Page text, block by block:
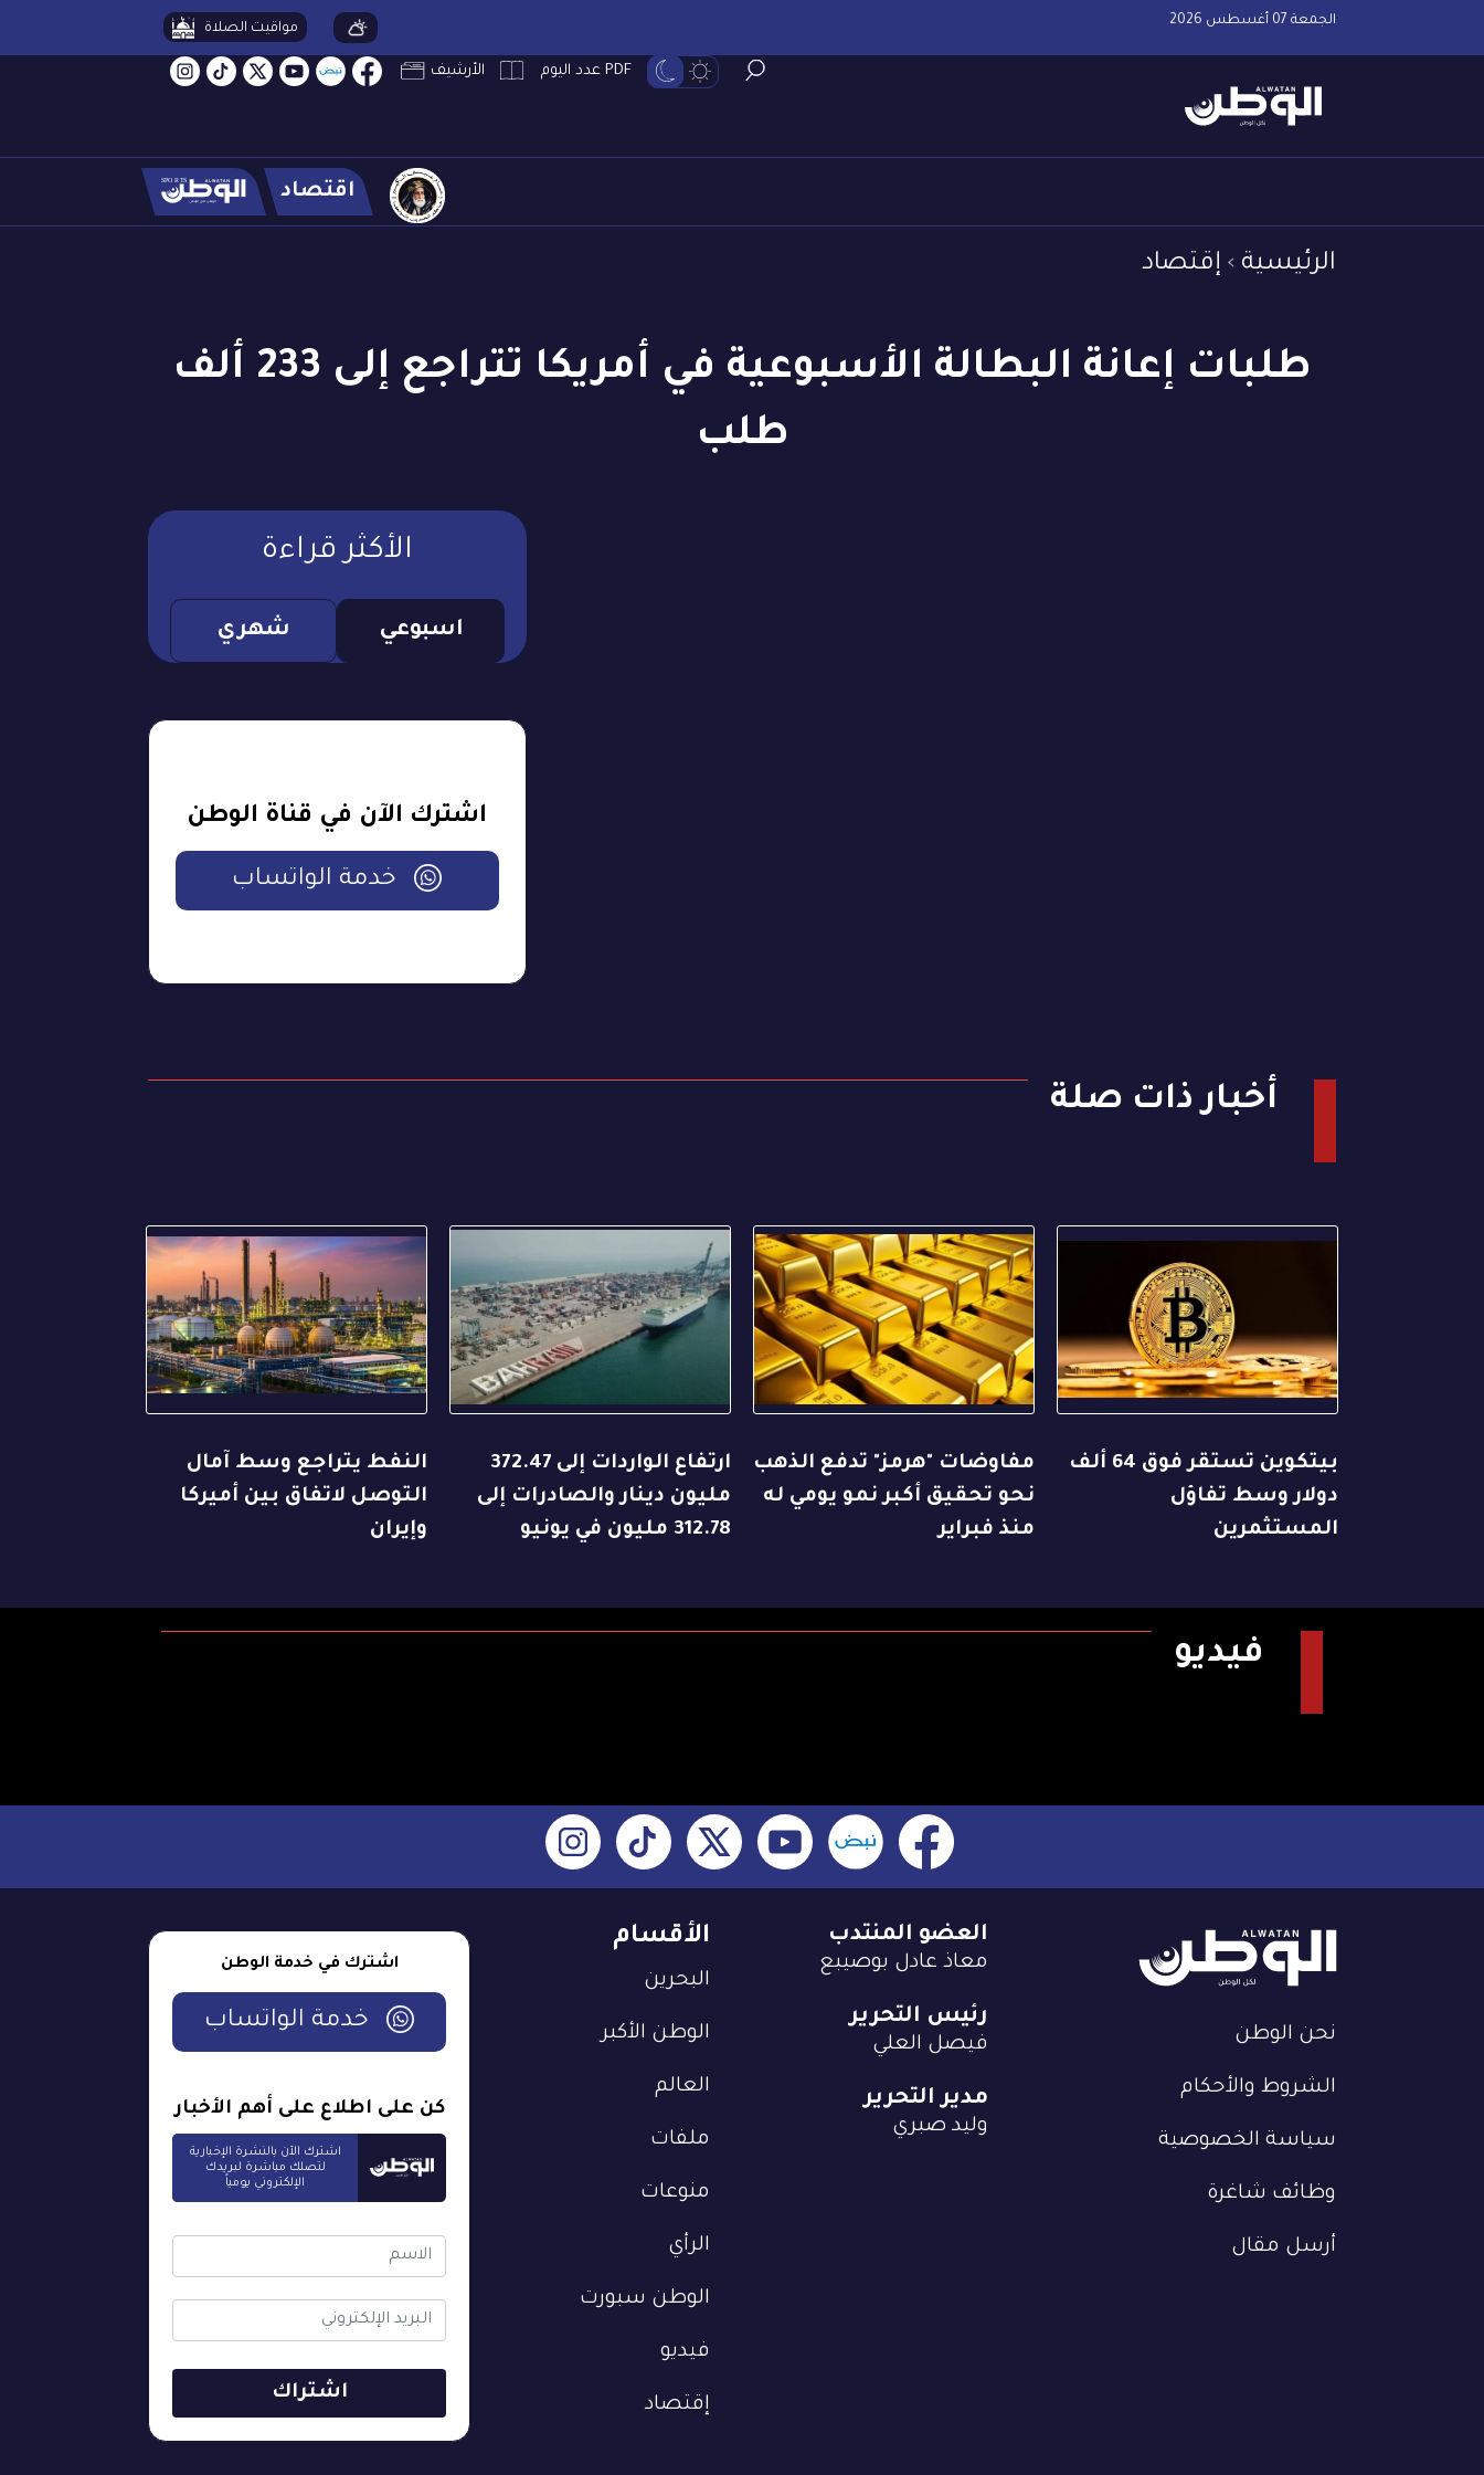
الجمعة 07 أغسطس 2026 مواقيت الصلاة
PDF عدد اليوم الأرشيف
اقتصاد
الرئيسية إقتصاد
طلبات إعانة البطالة الأسبوعية في أمريكا تتراجع إلى 233 ألف
طلب
الأكثر قراءة
اسبوعي شهري
اشترك الآن في قناة الوطن
خدمة الواتساب
أخبار ذات صلة
بيتكوين تستقر فوق 64 ألف
دولار وسط تفاؤل
المستثمرين
مفاوضات "هرمز" تدفع الذهب
نحو تحقيق أكبر نمو يومي له
منذ فبراير
ارتفاع الواردات إلى 372.47
مليون دينار والصادرات إلى
312.78 مليون في يونيو
النفط يتراجع وسط آمال
التوصل لاتفاق بين أميركا
وإيران
فيديو
نحن الوطن
الشروط والأحكام
سياسة الخصوصية
وظائف شاغرة
أرسل مقال
الأقسام
البحرين
الوطن الأكبر
العالم
ملفات
منوعات
الرأي
الوطن سبورت
فيديو
إقتصاد
العضو المنتدب
معاذ عادل بوصيبع
رئيس التحرير
فيصل العلي
مدير التحرير
وليد صبري
اشترك في خدمة الوطن
خدمة الواتساب
كن على اطلاع على أهم الأخبار
اشترك الآن بالنشرة الإخبارية
لتصلك مباشرة لبريدك
الإلكتروني يومياً
اشتراك